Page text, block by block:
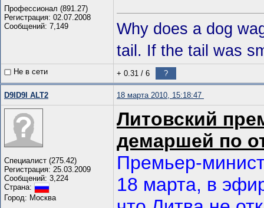
Профессионал (891.27)
Регистрация: 02.07.2008
Сообщений: 7,149
Why does a dog
tail. If the tail was
Не в сети + 0.31 / 6 ?
D9ID9I ALT2 18 марта 2010, 15:18:47
Специалист (275.42)
Регистрация: 25.03.2009
Сообщений: 3,224
Страна:
Город: Москва
Литовский
демаршей по
Премьер-
18 марта, в